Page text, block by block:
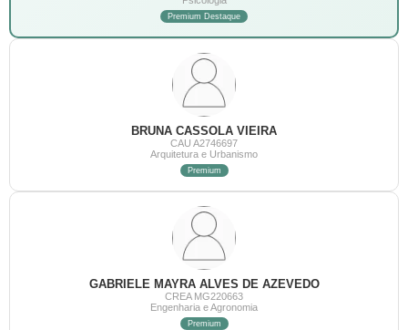
Premium Destaque
BRUNA CASSOLA VIEIRA
CAU A2746697
Arquitetura e Urbanismo
Premium
GABRIELE MAYRA ALVES DE AZEVEDO
CREA MG220663
Engenharia e Agronomia
Premium